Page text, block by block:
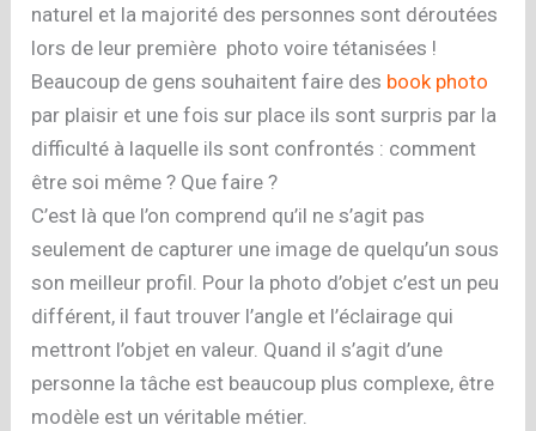
naturel et la majorité des personnes sont déroutées
lors de leur première photo voire tétanisées !
Beaucoup de gens souhaitent faire des book photo
par plaisir et une fois sur place ils sont surpris par la
difficulté à laquelle ils sont confrontés : comment
être soi même ? Que faire ?
C’est là que l’on comprend qu’il ne s’agit pas
seulement de capturer une image de quelqu’un sous
son meilleur profil. Pour la photo d’objet c’est un peu
différent, il faut trouver l’angle et l’éclairage qui
mettront l’objet en valeur. Quand il s’agit d’une
personne la tâche est beaucoup plus complexe, être
modèle est un véritable métier.